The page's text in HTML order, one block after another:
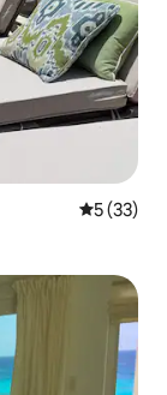
Średnia
5 (33)